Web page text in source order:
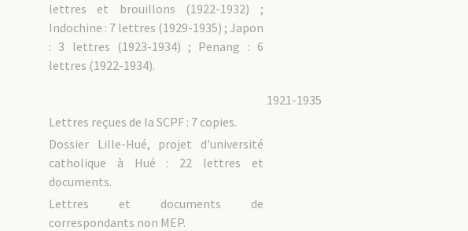
lettres et brouillons (1922-1932) ;
Indochine : 7 lettres (1929-1935) ; Japon
: 3 lettres (1923-1934) ; Penang : 6
lettres (1922-1934).
1921-1935
Lettres reçues de la SCPF : 7 copies.
Dossier Lille-Hué, projet d'université
catholique à Hué : 22 lettres et
documents.
Lettres et documents de
correspondants non MEP.